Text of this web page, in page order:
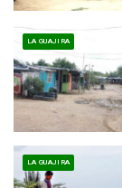
LA GUAJIRA
LA GUAJIRA